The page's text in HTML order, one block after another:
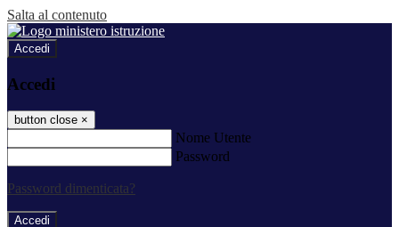
Salta al contenuto
Accedi
Accedi
button close ×
Nome Utente
Password
Password dimenticata?